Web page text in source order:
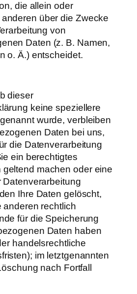
die allein oder
über die Zwecke
von
Daten (z. B. Namen,
o. Ä.) entscheidet.
dieser
keine speziellere
wurde, verbleiben
Daten bei uns,
die Datenverarbeitung
ein berechtigtes
machen oder eine
Datenverarbeitung
Ihre Daten gelöscht,
anderen rechtlich
für die Speicherung
Daten haben
handelsrechtliche
im letztgenannten
nach Fortfall